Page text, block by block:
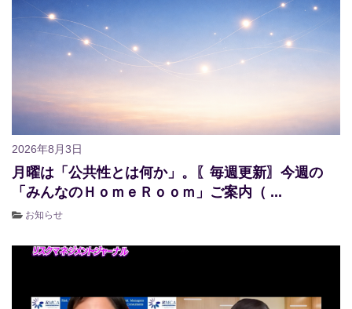
2026年8月3日
月曜は「公共性とは何か」。〖毎週更新〗今週の
「みんなのＨｏｍｅＲｏｏｍ」ご案内（ ...
お知らせ